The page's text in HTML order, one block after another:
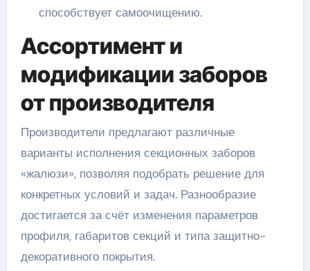
способствует самоочищению.
Ассортимент и
модификации заборов
от производителя
Производители предлагают различные
варианты исполнения секционных заборов
«жалюзи», позволяя подобрать решение для
конкретных условий и задач. Разнообразие
достигается за счёт изменения параметров
профиля, габаритов секций и типа защитно-
декоративного покрытия.